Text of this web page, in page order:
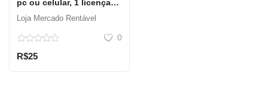
pc ou celular, 1 licença
para 1 dispositivo,
Loja Mercado Rentável
0
R$25